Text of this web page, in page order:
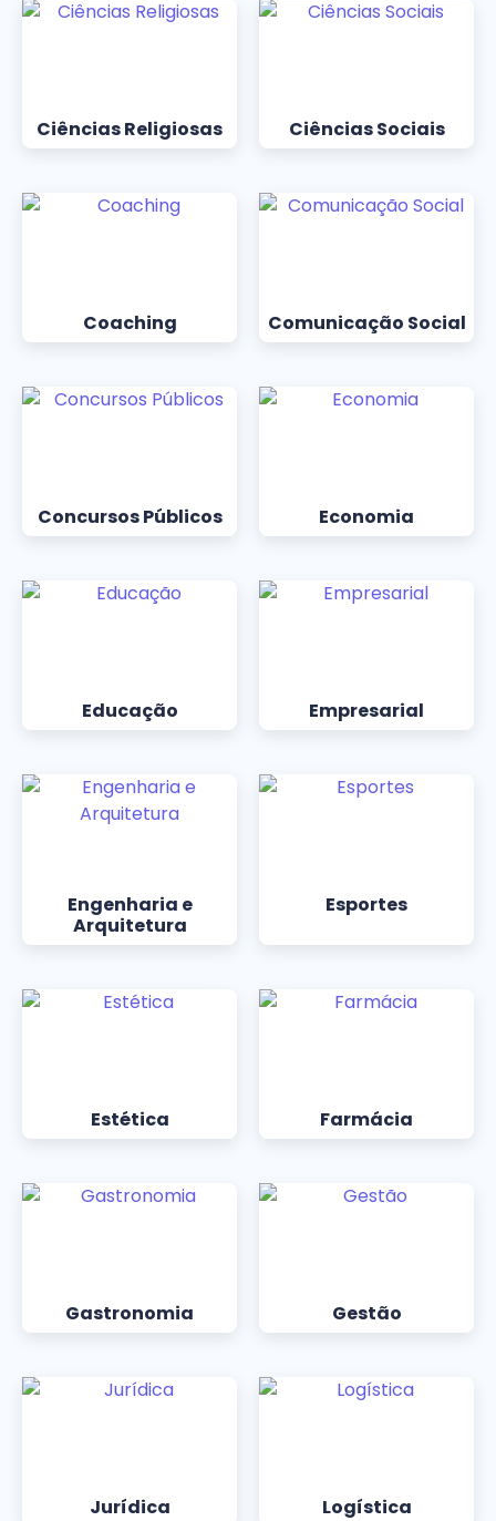
Ciências Religiosas Ciências Sociais
Coaching Comunicação Social
Concursos Públicos Economia
Educação Empresarial
Engenharia e
Arquitetura
Esportes
Estética Farmácia
Gastronomia Gestão
Jurídica Logística